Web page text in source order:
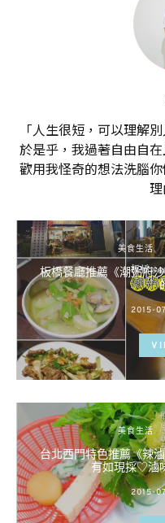
「人生很短，可以理解
於是乎，我過著自由自
歡用我怪奇的想法洗腦
美食生活
板橋餐廳推薦《潮粥府
POSTED
ON
2015-
美食生活
台北西門特色推薦《辣
有如現採♡滷
POSTED
ON
2015-